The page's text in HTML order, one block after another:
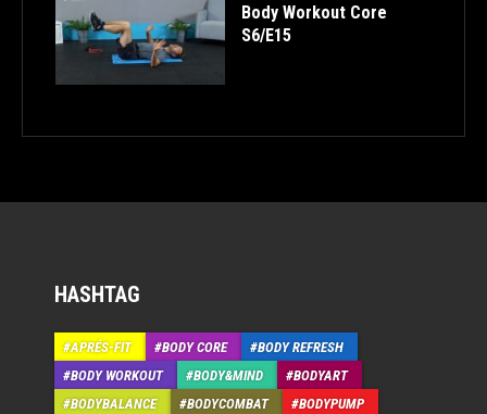
Body Workout Core
S6/E15
HASHTAG
APRÉS-FIT BODY CORE
BODY REFRESH
BODY WORKOUT
BODY&MIND
BODYART
BODYBALANCE
BODYCOMBAT
BODYPUMP